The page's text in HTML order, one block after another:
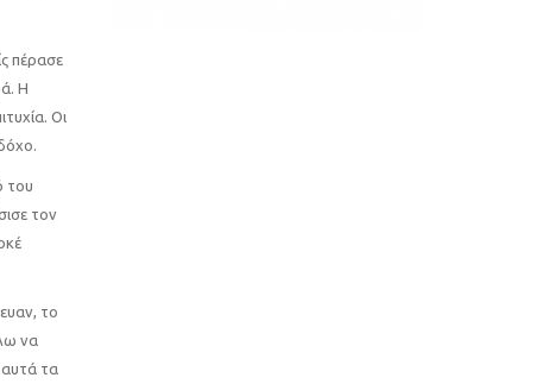
πέρασε
Η
Οι
του
τον
το
να
αυτά τα